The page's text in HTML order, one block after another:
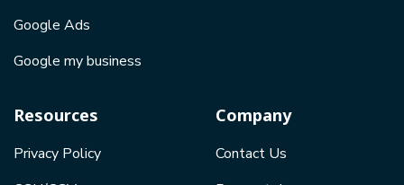
Google Ads
Google my business
Resources
Privacy Policy
Company
Contact Us